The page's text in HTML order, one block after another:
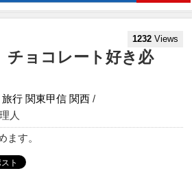
1232 Views
チョコレート好き必
旅行 関東甲信 関西 /
人
ます。